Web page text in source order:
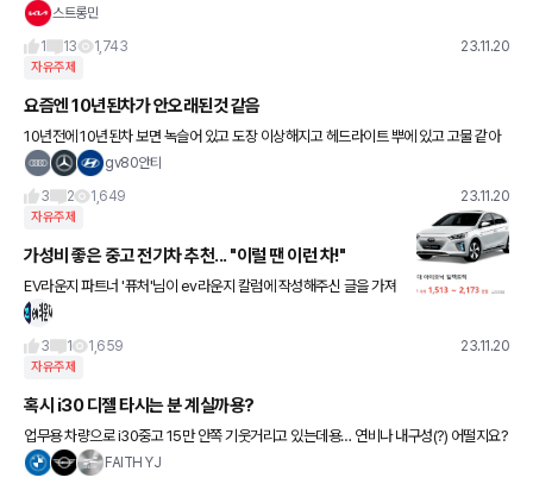
가 롯데렌터카에서 g70슈팅브레이크가 28만원에 렌트를 할 수 있더라구요. G70 슈팅
스트롱민
1
13 1,743 23.11.20
자유주제
요즘엔 10년된차가 안오래된것 같음
10년전에 10년된차 보면 녹슬어 있고 도장 이상해지고 헤드라이트 뿌에 있고 고물 같아
보였는데 요즘 10년된 차들은 도장상태도 좋고 헤드라이트 led에 면발광 테일램프에 밤
gv80안티
3
2 1,649 23.11.20
자유주제
가성비 좋은 중고 전기차 추천... "이럴 땐 이런 차!"
EV라운지 파트너 '퓨처'님이 ev라운지 칼럼에 작성해주신 글을 가져
와봤습니다. (정확한 시세는 현재와 다를 수 있음을 참고 바랍니다.)
3 1 1,659 23.11.20
자유주제
혹시 i30 디젤 타시는 분 계실까용?
업무용 차량으로 i30중고 15만 안쪽 기웃거리고 있는데용… 연비나 내구성(?) 어떨지요?
12~15년식 VGT엔진이 괜춘하다고 하는데요. 한 3년 (연간 15,000~20,000) 굴릴 예
FAITH YJ